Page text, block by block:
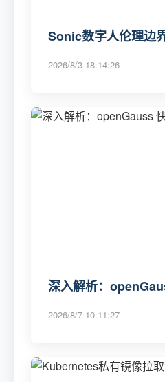
Sonic数字人伦理边
2026/8/3 18:14:26
深入解析：
2026/8/7 10:11:27